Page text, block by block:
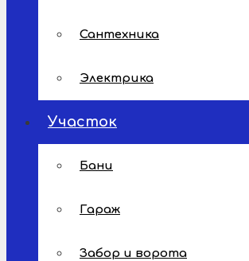
Сантехника
Электрика
Участок
Бани
Гараж
Забор и ворота